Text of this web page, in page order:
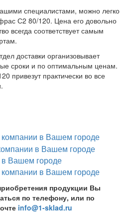
специалистами, можно легко
С2 80/120. Цена его довольно
всегда соответствует самым
доставки организовывает
сроки и по оптимальным ценам.
привезут практически во все
продукции Вы
по телефону, или по
info@1-sklad.ru